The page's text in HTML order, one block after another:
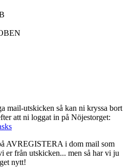
mail-utskicken så kan ni kryssa bort
att ni loggat in på Nöjestorget:
AVREGISTERA i dom mail som
er från utskicken... men så har vi ju
nytt!